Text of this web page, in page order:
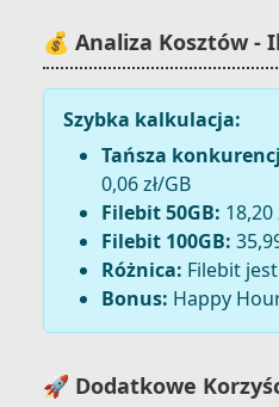
💰 Analiza Kosztów -
Szybka kalkulacja:
Tańsza
0,06 zł/GB
Filebit 50GB: 18,20
Filebit 100GB:
Różnica: Filebit
Bonus: Happy
🚀 Dodatkowe